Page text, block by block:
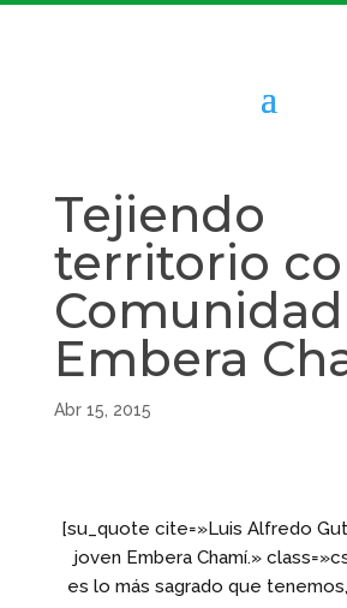
Tejiendo
territorio
Comunidad
Embera
Abr 15, 2015
[su_quote cite=»Luis Alfredo
joven Embera Chamí.»
es lo más sagrado que